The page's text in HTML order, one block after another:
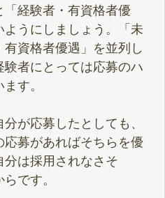
経験者・有資格者優
うにしましょう。「未
資格者優遇」を並列し
者にとっては応募のハ
す。
が応募したとしても、
募があればそちらを優
は採用されなさそ
です。